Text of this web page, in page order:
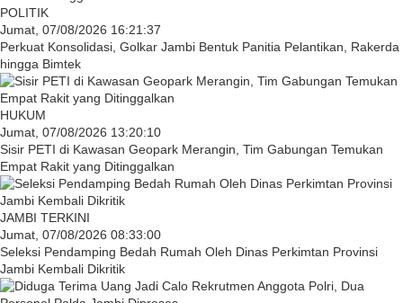
POLITIK
Jumat, 07/08/2026 16:21:37
Perkuat Konsolidasi, Golkar Jambi Bentuk Panitia Pelantikan, Rakerda
hingga Bimtek
HUKUM
Jumat, 07/08/2026 13:20:10
Sisir PETI di Kawasan Geopark Merangin, Tim Gabungan Temukan
Empat Rakit yang Ditinggalkan
JAMBI TERKINI
Jumat, 07/08/2026 08:33:00
Seleksi Pendamping Bedah Rumah Oleh Dinas Perkimtan Provinsi
Jambi Kembali Dikritik